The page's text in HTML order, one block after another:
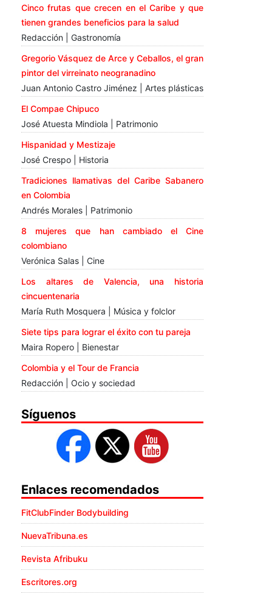
Cinco frutas que crecen en el Caribe y que
tienen grandes beneficios para la salud
Redacción | Gastronomía
Gregorio Vásquez de Arce y Ceballos, el gran
pintor del virreinato neogranadino
Juan Antonio Castro Jiménez | Artes plásticas
El Compae Chipuco
José Atuesta Mindiola | Patrimonio
Hispanidad y Mestizaje
José Crespo | Historia
Tradiciones llamativas del Caribe Sabanero
en Colombia
Andrés Morales | Patrimonio
8 mujeres que han cambiado el Cine
colombiano
Verónica Salas | Cine
Los altares de Valencia, una historia
cincuentenaria
María Ruth Mosquera | Música y folclor
Siete tips para lograr el éxito con tu pareja
Maira Ropero | Bienestar
Colombia y el Tour de Francia
Redacción | Ocio y sociedad
Síguenos
Enlaces recomendados
FitClubFinder Bodybuilding
NuevaTribuna.es
Revista Afribuku
Escritores.org